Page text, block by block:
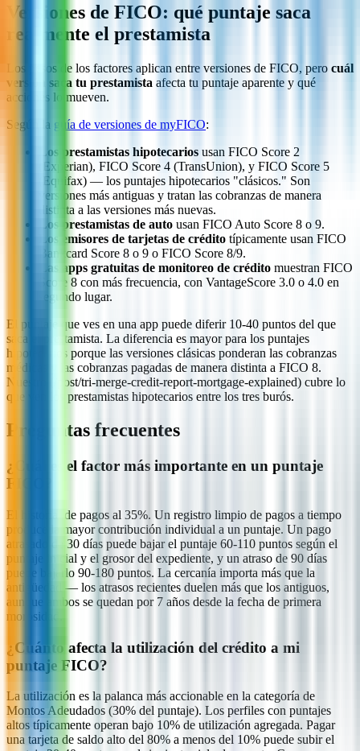
Versiones de FICO: qué puntaje saca
realmente el prestamista
Los pesos de los factores aplican entre versiones de FICO, pero cuál
versión saca tu prestamista afecta tu puntaje aparente y qué
acciones lo mueven.
Según la guía de versiones de myFICO:
Los prestamistas hipotecarios usan FICO Score 2
(Experian), FICO Score 4 (TransUnion), y FICO Score 5
(Equifax) — los puntajes hipotecarios "clásicos." Son
versiones más antiguas y tratan las cobranzas de manera
distinta a las versiones más nuevas.
Los prestamistas de auto usan FICO Auto Score 8 o 9.
Los emisores de tarjetas de crédito típicamente usan FICO
Bankcard Score 8 o 9 o FICO Score 8/9.
Las apps gratuitas de monitoreo de crédito muestran FICO
Score 8 con más frecuencia, con VantageScore 3.0 o 4.0 en
segundo lugar.
El puntaje que ves en una app puede diferir 10-40 puntos del que
saca el prestamista. La diferencia es mayor para los puntajes
hipotecarios porque las versiones clásicas ponderan las cobranzas
médicas y las cobranzas pagadas de manera distinta a FICO 8.
Nuestro (/post/tri-merge-credit-report-mortgage-explained) cubre lo
que ven los prestamistas hipotecarios entre los tres burós.
Preguntas frecuentes
¿Cuál es el factor más importante en un puntaje
FICO?
El historial de pagos al 35%. Un registro limpio de pagos a tiempo
produce la mayor contribución individual a un puntaje. Un pago
atrasado de 30 días puede bajar el puntaje 60-110 puntos según el
puntaje inicial y el grosor del expediente, y un atraso de 90 días
puede bajarlo 90-180 puntos. La cercanía importa más que la
antigüedad — los atrasos recientes duelen más que los antiguos,
aunque ambos se quedan por 7 años desde la fecha de primera
morosidad.
¿Cuánto afecta la utilización del crédito a mi
puntaje FICO?
La utilización es la palanca más accionable en la categoría de
Montos Adeudados (30% del puntaje). Los perfiles con puntajes
altos típicamente operan bajo 10% de utilización agregada. Pagar
una tarjeta de saldo alto del 80% a menos del 10% puede subir el